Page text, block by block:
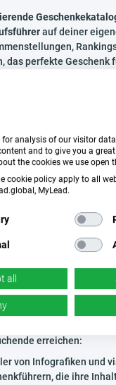
auf deiner
das perfekte Geschenk
zeigen.
Life-Hack-Posts:
aus dem Revel - ES-
Weise nutzt,
oder
und nutze das
Inhalten, damit deine
- ES bewerben?
öffnet Türen für alle,
und
Es ist die perfekte
erreichen:
von Infografiken und
die ihre
for analysis of our visitor
and to give you a
the cookies we use open
cookie policy apply to all
MyLead.
all